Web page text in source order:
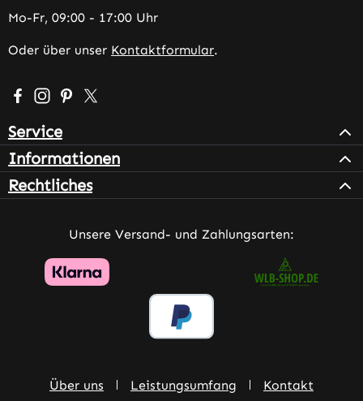
Mo-Fr, 09:00 - 17:00 Uhr
Oder über unser Kontaktformular.
Besuche uns auf Facebook – öffnet in neuem Tab
Schau auf Instagram vorbei – öffnet in neuem Tab
Lass dich auf Pinterest inspirieren – öffnet in
Folge uns auf X – öffnet in neuem Tab
Service
Informationen
Rechtliches
Unsere Versand- und Zahlungsarten:
Über uns Leistungsumfang Kontakt